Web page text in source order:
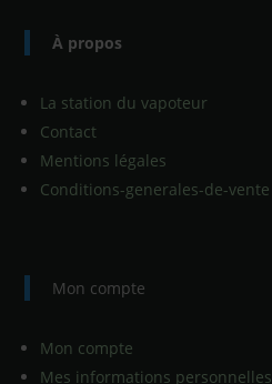
À propos
La station du vapoteur
Contact
Mentions légales
Conditions-generales-de-vente
Mon compte
Mon compte
Mes informations personnelles